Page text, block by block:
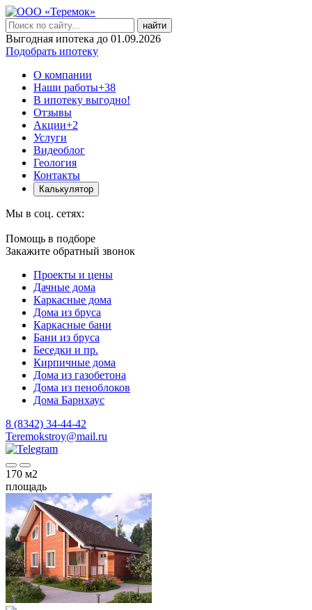
найти
Выгодная ипотека до 01.09.2026
Подобрать ипотеку
О компании
Наши работы+38
В ипотеку выгодно!
Отзывы
Акции+2
Услуги
Видеоблог
Геология
Контакты
Калькулятор
Мы в соц. сетях:
Помощь в подборе
Закажите обратный звонок
Проекты и цены
Дачные дома
Каркасные дома
Дома из бруса
Каркасные бани
Бани из бруса
Беседки и пр.
Кирпичные дома
Дома из газобетона
Дома из пеноблоков
Дома Барнхаус
8 (8342) 34-44-42
Teremokstroy@mail.ru
170 м2
площадь